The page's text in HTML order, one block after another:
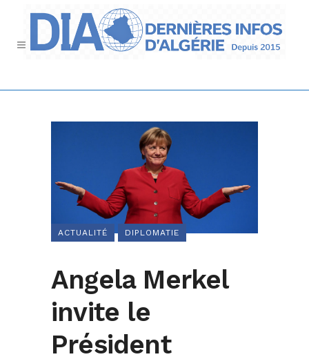
ACTUALITÉ DIPLOMATIE
Angela Merkel
invite le
Président